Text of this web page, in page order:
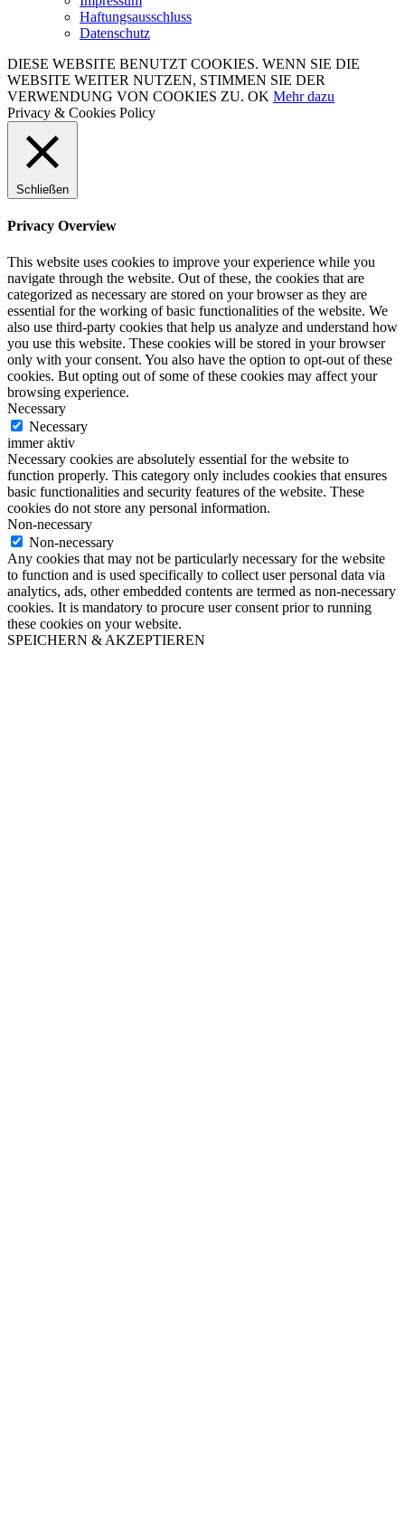
Haftungsausschluss
Datenschutz
DIESE WEBSITE BENUTZT COOKIES. WENN SIE DIE
WEBSITE WEITER NUTZEN, STIMMEN SIE DER
VERWENDUNG VON COOKIES ZU. OK Mehr dazu
Privacy & Cookies Policy
Schließen
Privacy Overview
This website uses cookies to improve your experience while you
navigate through the website. Out of these, the cookies that are
categorized as necessary are stored on your browser as they are
essential for the working of basic functionalities of the website. We
also use third-party cookies that help us analyze and understand how
you use this website. These cookies will be stored in your browser
only with your consent. You also have the option to opt-out of these
cookies. But opting out of some of these cookies may affect your
browsing experience.
Necessary
Necessary
immer aktiv
Necessary cookies are absolutely essential for the website to
function properly. This category only includes cookies that ensures
basic functionalities and security features of the website. These
cookies do not store any personal information.
Non-necessary
Non-necessary
Any cookies that may not be particularly necessary for the website
to function and is used specifically to collect user personal data via
analytics, ads, other embedded contents are termed as non-necessary
cookies. It is mandatory to procure user consent prior to running
these cookies on your website.
SPEICHERN & AKZEPTIEREN